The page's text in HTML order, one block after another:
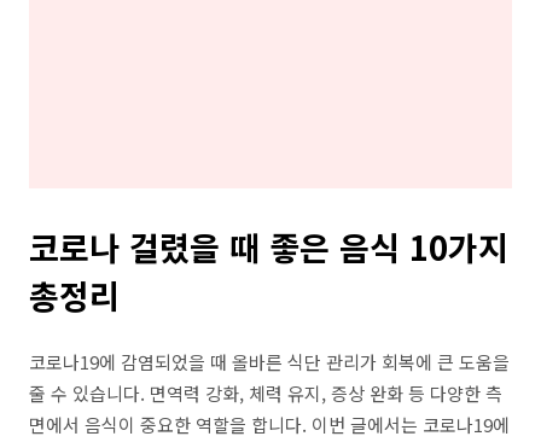
코로나 걸렸을 때 좋은 음식 10가지
총정리
코로나19에 감염되었을 때 올바른 식단 관리가 회복에 큰 도움을
줄 수 있습니다. 면역력 강화, 체력 유지, 증상 완화 등 다양한 측
면에서 음식이 중요한 역할을 합니다. 이번 글에서는 코로나19에